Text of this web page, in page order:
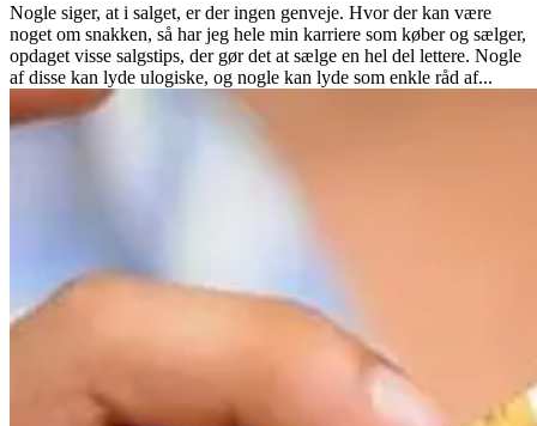
Nogle siger, at i salget, er der ingen genveje. Hvor der kan være
noget om snakken, så har jeg hele min karriere som køber og sælger,
opdaget visse salgstips, der gør det at sælge en hel del lettere. Nogle
af disse kan lyde ulogiske, og nogle kan lyde som enkle råd af...